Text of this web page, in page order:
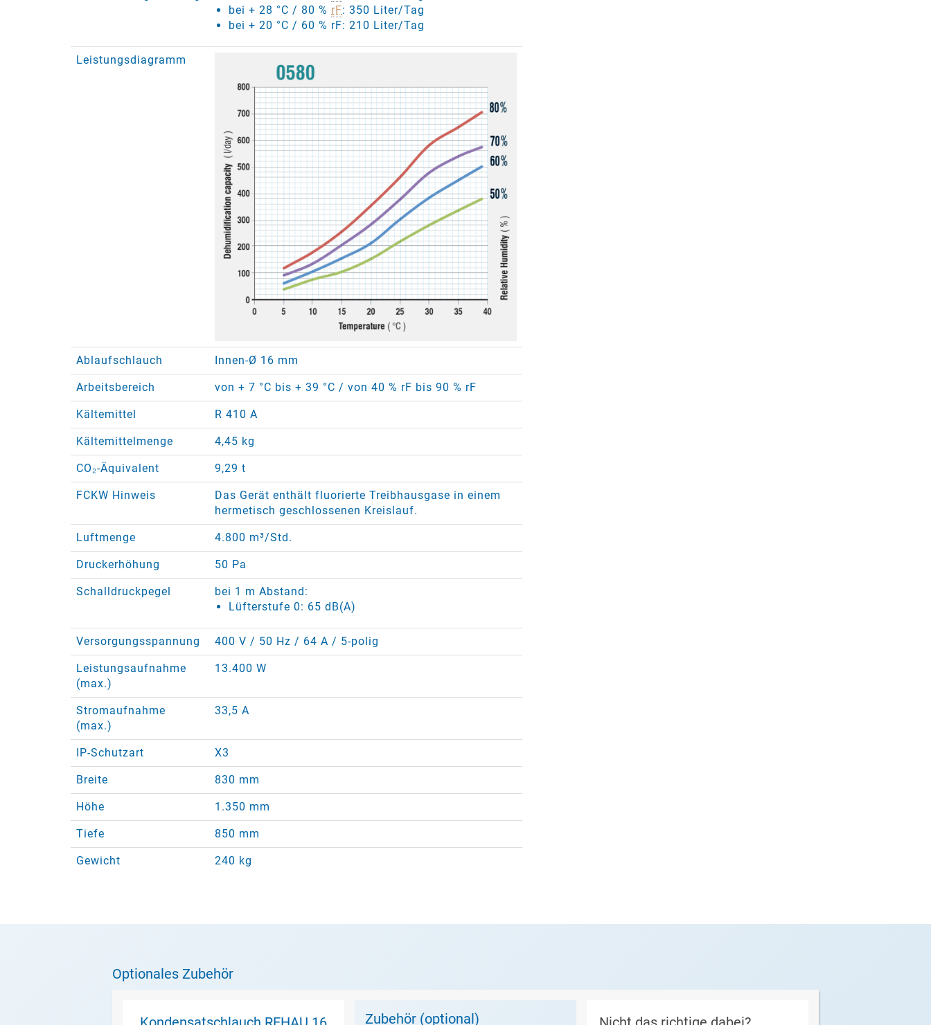
bei + 28 °C / 80 % rF: 350 Liter/Tag
bei + 20 °C / 60 % rF: 210 Liter/Tag
Leistungsdiagramm
Ablaufschlauch Innen-Ø 16 mm
Arbeitsbereich von + 7 °C bis + 39 °C / von 40 % rF bis 90 % rF
Kältemittel R 410 A
Kältemittelmenge 4,45 kg
CO₂-Äquivalent 9,29 t
FCKW Hinweis
Das Gerät enthält fluorierte Treibhausgase in einem
hermetisch geschlossenen Kreislauf.
Luftmenge 4.800 m³/Std.
Druckerhöhung 50 Pa
Schalldruckpegel
bei 1 m Abstand:
Lüfterstufe 0: 65 dB(A)
Versorgungsspannung 400 V / 50 Hz / 64 A / 5-polig
Leistungsaufnahme
(max.)
13.400 W
Stromaufnahme
(max.)
33,5 A
IP-Schutzart X3
Breite 830 mm
Höhe 1.350 mm
Tiefe 850 mm
Gewicht 240 kg
Optionales Zubehör
Zubehör (optional)